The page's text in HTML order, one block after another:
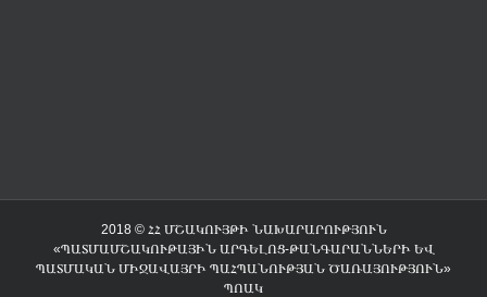
2018 © ՀՀ ՄՇԱԿՈՒՅԹԻ ՆԱԽԱՐԱՐՈՒԹՅՈՒՆ
«ՊԱՏՄԱՄՇԱԿՈՒԹԱՅԻՆ ԱՐԳԵԼՈՑ-ԹԱՆԳԱՐԱՆՆԵՐԻ ԵՎ
ՊԱՏՄԱԿԱՆ ՄԻՋԱՎԱՅՐԻ ՊԱՀՊԱՆՈՒԹՅԱՆ ԾԱՌԱՅՈՒԹՅՈՒՆ»
ՊՈԱԿ